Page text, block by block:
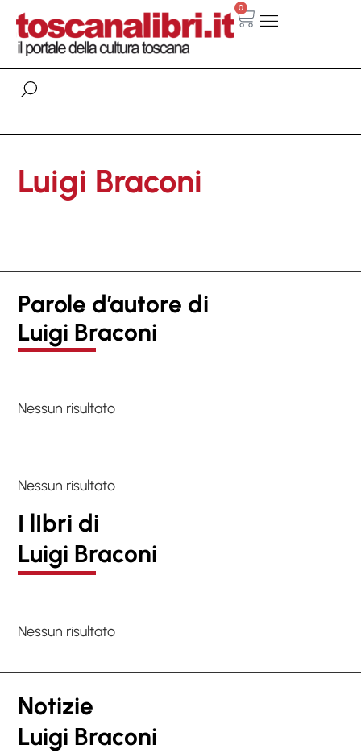
0
Luigi Braconi
Parole d’autore di
Luigi Braconi
Nessun risultato
Nessun risultato
I lIbri di
Luigi Braconi
Nessun risultato
Notizie
Luigi Braconi